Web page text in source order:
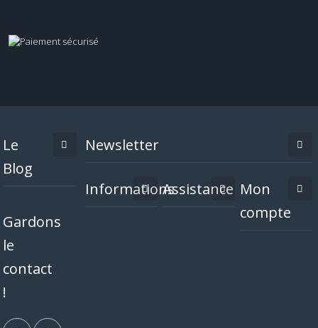
Le
Blog
Gardons
le
contact
!
Newsletter
InformationsAssistance Mon
compte